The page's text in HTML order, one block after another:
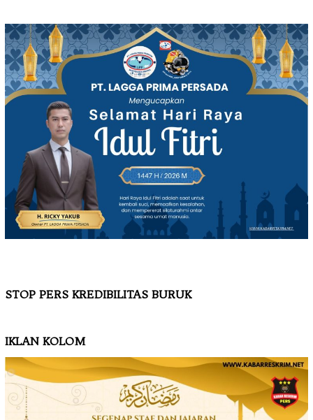
STOP PERS KREDIBILITAS BURUK
IKLAN KOLOM